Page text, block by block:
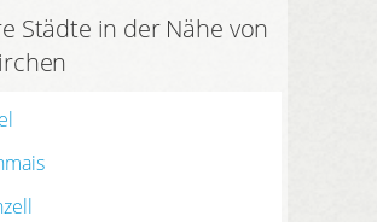
Städte in der Nähe von